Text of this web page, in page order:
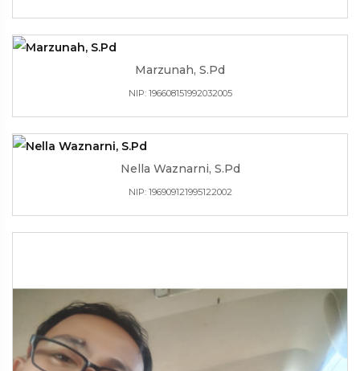
Marzunah, S.Pd
NIP: 196608151992032005
Nella Waznarni, S.Pd
NIP: 196909121995122002